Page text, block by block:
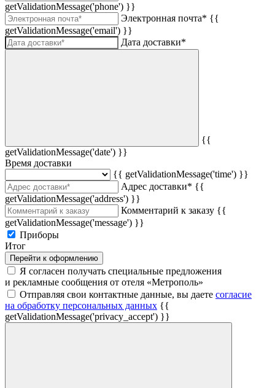
getValidationMessage('phone') }}
Электронная почта* {{
getValidationMessage('email') }}
Дата доставки*
{{
getValidationMessage('date') }}
Время доставки
{{ getValidationMessage('time') }}
Адрес доставки* {{
getValidationMessage('address') }}
Комментарий к заказу {{
getValidationMessage('message') }}
Приборы
Итог
Перейти к оформлению
Я согласен получать специальные предложения
и рекламные сообщения от отеля «Метрополь»
Отправляя свои контактные данные, вы даете согласие
на обработку персональных данных {{
getValidationMessage('privacy_accept') }}